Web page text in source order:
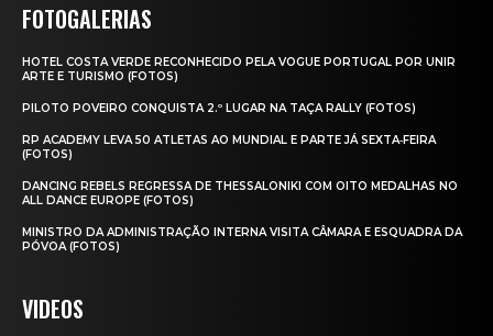
FOTOGALERIAS
HOTEL COSTA VERDE RECONHECIDO PELA VOGUE PORTUGAL POR UNIR
ARTE E TURISMO (FOTOS)
PILOTO POVEIRO CONQUISTA 2.º LUGAR NA TAÇA RALLY (FOTOS)
RP ACADEMY LEVA 50 ATLETAS AO MUNDIAL E PARTE JÁ SEXTA‑FEIRA
(FOTOS)
DANCING REBELS REGRESSA DE THESSALONIKI COM OITO MEDALHAS NO
ALL DANCE EUROPE (FOTOS)
MINISTRO DA ADMINISTRAÇÃO INTERNA VISITA CÂMARA E ESQUADRA DA
PÓVOA (FOTOS)
VIDEOS